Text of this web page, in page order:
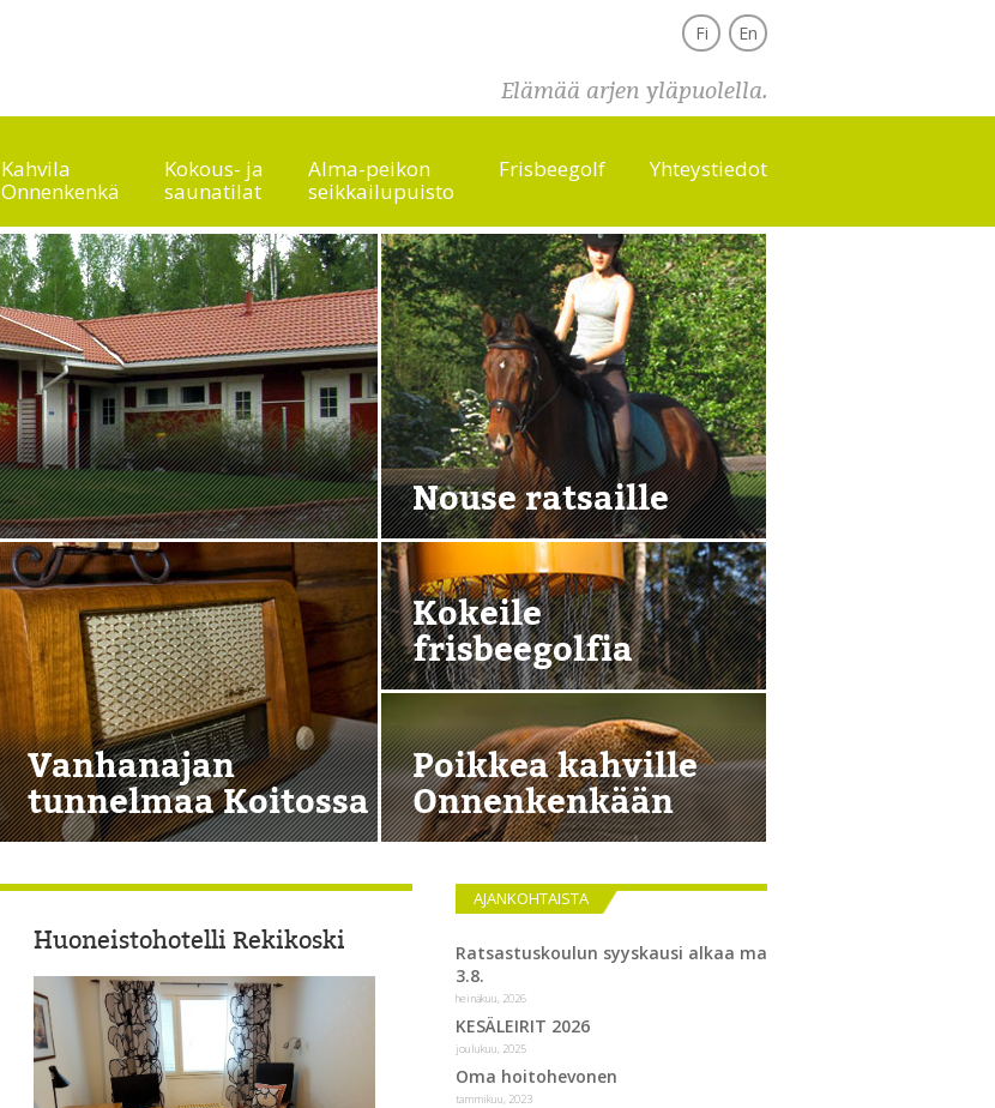
Fi En
Elämää arjen yläpuolella.
Kahvila
Onnenkenkä
Kokous- ja
saunatilat
Alma-peikon
seikkailupuisto
Frisbeegolf Yhteystiedot
Nouse ratsaille
Vanhanajan
tunnelmaa Koitossa
Kokeile
frisbeegolfia
Poikkea kahville
Onnenkenkään
Huoneistohotelli Rekikoski
AJANKOHTAISTA
Ratsastuskoulun syyskausi alkaa ma
3.8.
heinäkuu, 2026
KESÄLEIRIT 2026
joulukuu, 2025
Oma hoitohevonen
tammikuu, 2023